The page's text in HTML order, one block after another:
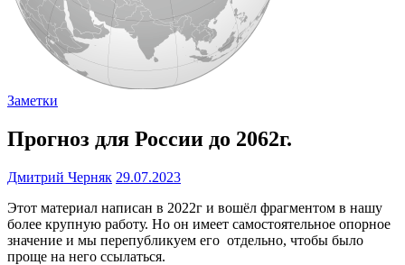
Заметки
Прогноз для России до 2062г.
Дмитрий Черняк 29.07.2023
Этот материал написан в 2022г и вошёл фрагментом в нашу
более крупную работу. Но он имеет самостоятельное опорное
значение и мы перепубликуем его отдельно, чтобы было
проще на него ссылаться.